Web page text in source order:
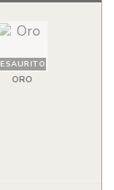
ESAURITO
ORO